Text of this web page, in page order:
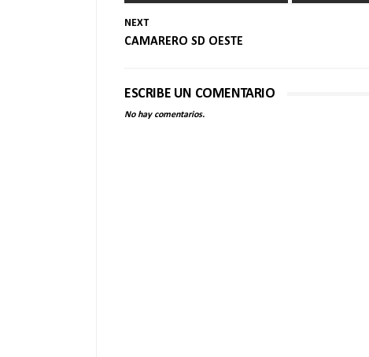
NEXT
CAMARERO SD OESTE
ESCRIBE UN COMENTARIO
No hay comentarios.